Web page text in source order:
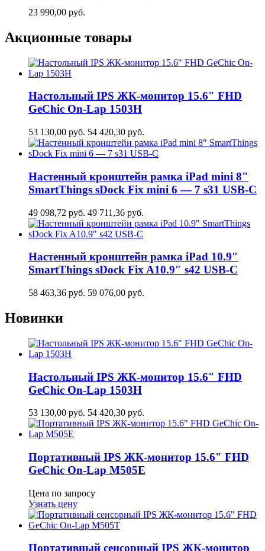
23 990,00 руб.
Акционные товары
Настольный IPS ЖК-монитор 15.6" FHD
GeСhic On-Lap 1503H
53 130,00 руб. 54 420,30 руб.
Настенный кронштейн рамка iPad mini 8"
SmartThings sDock Fix mini 6 — 7 s31 USB-C
49 098,72 руб. 49 711,36 руб.
Настенный кронштейн рамка iPad 10.9″
SmartThings sDock Fix A10.9″ s42 USB-C
58 463,36 руб. 59 076,00 руб.
Новинки
Настольный IPS ЖК-монитор 15.6" FHD
GeСhic On-Lap 1503H
53 130,00 руб. 54 420,30 руб.
Портативный IPS ЖК-монитор 15.6" FHD
GeСhic On-Lap M505E
Цена по запросу
Узнать цену
Портативный сенсорный IPS ЖК-монитор